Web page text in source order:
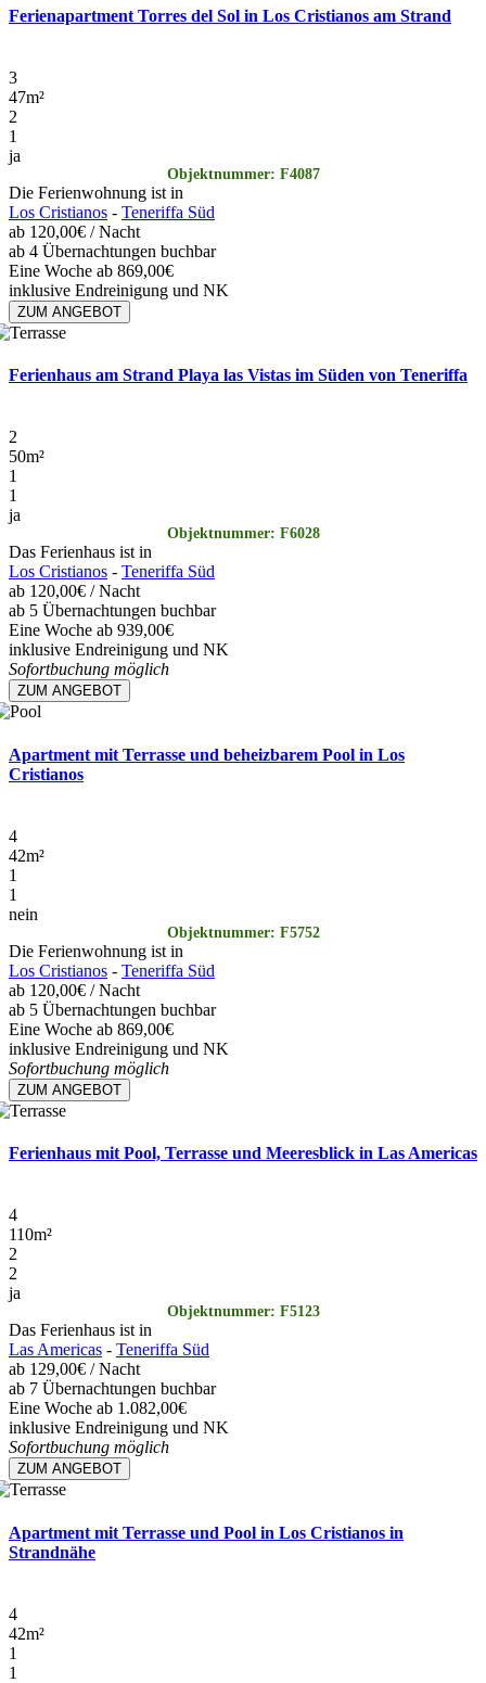
Ferienapartment Torres del Sol in Los Cristianos am Strand
3
47m²
2
1
ja
Objektnummer: F4087
Die Ferienwohnung ist in
Los Cristianos - Teneriffa Süd
ab 120,00€ / Nacht
ab 4 Übernachtungen buchbar
Eine Woche ab 869,00€
inklusive Endreinigung und NK
ZUM ANGEBOT
Ferienhaus am Strand Playa las Vistas im Süden von Teneriffa
2
50m²
1
1
ja
Objektnummer: F6028
Das Ferienhaus ist in
Los Cristianos - Teneriffa Süd
ab 120,00€ / Nacht
ab 5 Übernachtungen buchbar
Eine Woche ab 939,00€
inklusive Endreinigung und NK
Sofortbuchung möglich
ZUM ANGEBOT
Apartment mit Terrasse und beheizbarem Pool in Los
Cristianos
4
42m²
1
1
nein
Objektnummer: F5752
Die Ferienwohnung ist in
Los Cristianos - Teneriffa Süd
ab 120,00€ / Nacht
ab 5 Übernachtungen buchbar
Eine Woche ab 869,00€
inklusive Endreinigung und NK
Sofortbuchung möglich
ZUM ANGEBOT
Ferienhaus mit Pool, Terrasse und Meeresblick in Las Americas
4
110m²
2
2
ja
Objektnummer: F5123
Das Ferienhaus ist in
Las Americas - Teneriffa Süd
ab 129,00€ / Nacht
ab 7 Übernachtungen buchbar
Eine Woche ab 1.082,00€
inklusive Endreinigung und NK
Sofortbuchung möglich
ZUM ANGEBOT
Apartment mit Terrasse und Pool in Los Cristianos in
Strandnähe
4
42m²
1
1